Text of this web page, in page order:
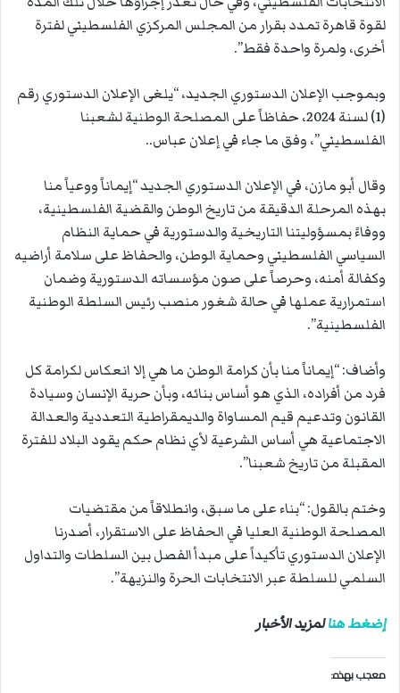
لقوة قاهرة تمدد بقرار من المجلس المركزي الفلسطيني لفترة
أخرى، ولمرة واحدة فقط”.
وبموجب الإعلان الدستوري الجديد، “يلغى الإعلان الدستوري رقم
(1) لسنة 2024، حفاظاً على المصلحة الوطنية لشعبنا
الفلسطيني”، وفق ما جاء في إعلان عباس..
وقال أبو مازن، في الإعلان الدستوري الجديد “إيماناً ووعياً منا
بهذه المرحلة الدقيقة من تاريخ الوطن والقضية الفلسطينية،
ووفاءً بمسؤوليتنا التاريخية والدستورية في حماية النظام
السياسي الفلسطيني وحماية الوطن، والحفاظ على سلامة أراضيه
وكفالة أمنه، وحرصاً على صون مؤسساته الدستورية وضمان
استمرارية عملها في حالة شغور منصب رئيس السلطة الوطنية
الفلسطينية”.
وأضاف: “إيماناً منا بأن كرامة الوطن ما هي إلا انعكاس لكرامة كل
فرد من أفراده، الذي هو أساس بنائه، وبأن حرية الإنسان وسيادة
القانون وتدعيم قيم المساواة والديمقراطية التعددية والعدالة
الاجتماعية هي أساس الشرعية لأي نظام حكم يقود البلاد للفترة
المقبلة من تاريخ شعبنا”.
وختم بالقول: “بناء على ما سبق، وانطلاقاً من مقتضيات
المصلحة الوطنية العليا في الحفاظ على الاستقرار، أصدرنا
الإعلان الدستوري تأكيداً على مبدأ الفصل بين السلطات والتداول
السلمي للسلطة عبر الانتخابات الحرة والنزيهة”.
إضغط هنالمزيد الأخبار
معجب بهذه: